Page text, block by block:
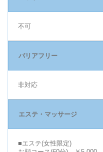
不可
バリアフリー
非対応
エステ・マッサージ
■エステ(女性限定)